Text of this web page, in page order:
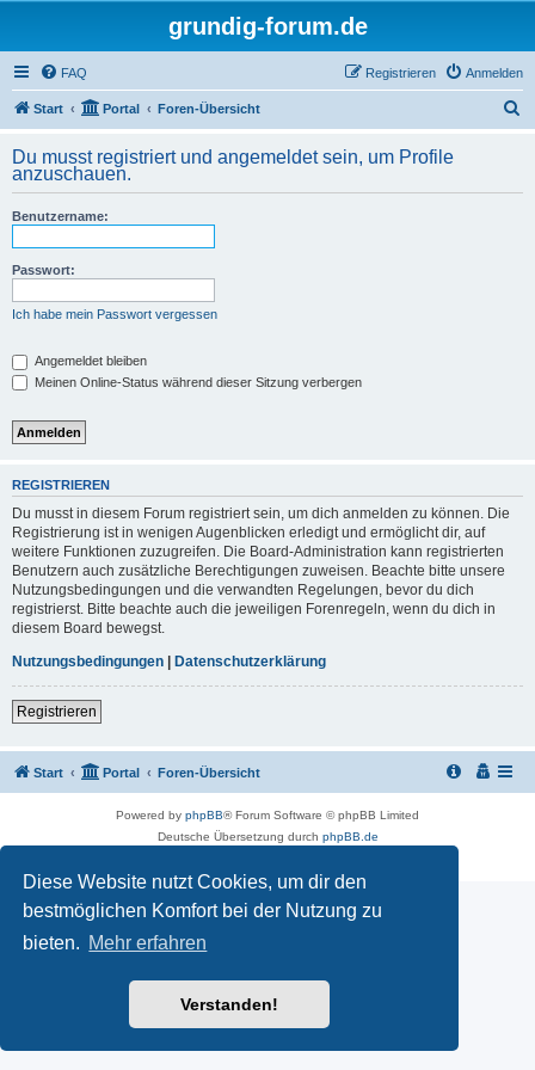
Diese Website nutzt Cookies, um dir den
bestmöglichen Komfort bei der Nutzung zu
bieten. Mehr erfahren
Verstanden!
grundig-forum.de
FAQ Anmelden
Registrieren
Start Portal Foren-Übersicht
h
Du musst registriert und angemeldet sein, um Profile
anzuschauen.
Benutzername:
Passwort:
Ich habe mein Passwort vergessen
Angemeldet bleiben
Meinen Online-Status während dieser Sitzung verbergen
REGISTRIEREN
Du musst in diesem Forum registriert sein, um dich anmelden zu können. Die
Registrierung ist in wenigen Augenblicken erledigt und ermöglicht dir, auf
weitere Funktionen zuzugreifen. Die Board-Administration kann registrierten
Benutzern auch zusätzliche Berechtigungen zuweisen. Beachte bitte unsere
Nutzungsbedingungen und die verwandten Regelungen, bevor du dich
registrierst. Bitte beachte auch die jeweiligen Forenregeln, wenn du dich in
diesem Board bewegst.
Nutzungsbedingungen | Datenschutzerklärung
Registrieren
Start Portal Foren-Übersicht
Powered by phpBB® Forum Software © phpBB Limited
Deutsche Übersetzung durch phpBB.de